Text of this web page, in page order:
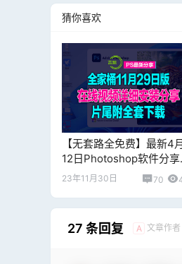
猜你喜欢
【无套路全免费】最新4
12日Photoshop软件分享
下方详细安装视频，片尾附
23年11月30日 70
27 条回复 A 文章作者